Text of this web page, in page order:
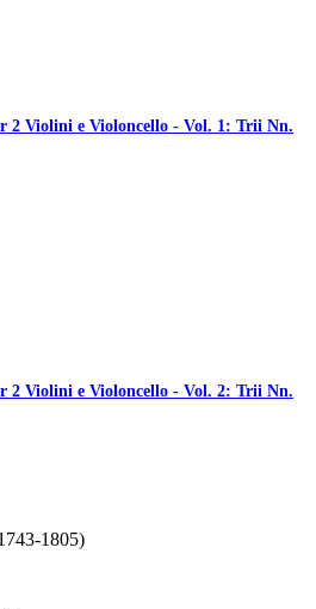
2 Violini e Violoncello - Vol. 1: Trii Nn.
2 Violini e Violoncello - Vol. 2: Trii Nn.
1805)